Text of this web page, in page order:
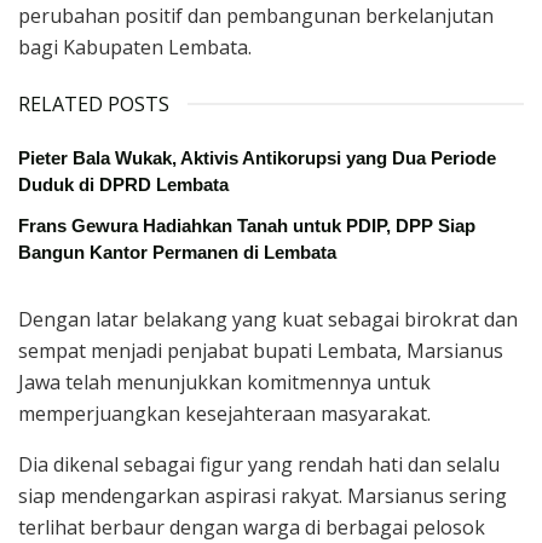
perubahan positif dan pembangunan berkelanjutan
bagi Kabupaten Lembata.
RELATED POSTS
Pieter Bala Wukak, Aktivis Antikorupsi yang Dua Periode
Duduk di DPRD Lembata
Frans Gewura Hadiahkan Tanah untuk PDIP, DPP Siap
Bangun Kantor Permanen di Lembata
Dengan latar belakang yang kuat sebagai birokrat dan
sempat menjadi penjabat bupati Lembata, Marsianus
Jawa telah menunjukkan komitmennya untuk
memperjuangkan kesejahteraan masyarakat.
Dia dikenal sebagai figur yang rendah hati dan selalu
siap mendengarkan aspirasi rakyat. Marsianus sering
terlihat berbaur dengan warga di berbagai pelosok